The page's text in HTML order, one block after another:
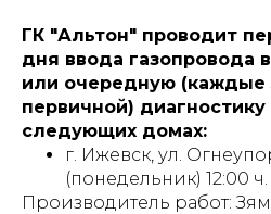
ГК "Альтон" проводит
дня ввода газопровода
или очередную (каждые
первичной) диагностику
следующих домах:
г. Ижевск, ул.
(понедельник) 12:00 ч.
Производитель работ: